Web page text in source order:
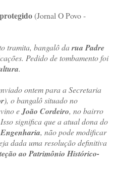
(Jornal O Povo -
tramita, bangalô darua Padre
Pedido de tombamento foi
.
ontem para a Secretaria
), o bangalô situado no
eJoão Cordeiro, no bairro
significa que a atual dona do
, não pode modificar
dada uma resolução definitiva
ao Patrimônio Histórico-